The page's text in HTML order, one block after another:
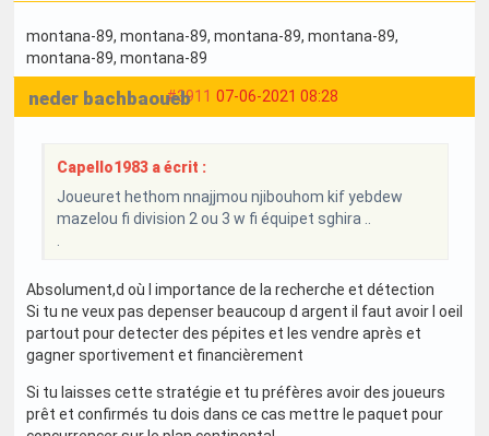
montana-89, montana-89, montana-89, montana-89,
montana-89, montana-89
#3911 07-06-2021 08:28
neder bachbaoueb
Capello1983 a écrit :
Joueuret hethom nnajjmou njibouhom kif yebdew
mazelou fi division 2 ou 3 w fi équipet sghira ..
Absolument,d où l importance de la recherche et détection
Si tu ne veux pas depenser beaucoup d argent il faut avoir l oeil
partout pour detecter des pépites et les vendre après et
gagner sportivement et financièrement
Si tu laisses cette stratégie et tu préfères avoir des joueurs
prêt et confirmés tu dois dans ce cas mettre le paquet pour